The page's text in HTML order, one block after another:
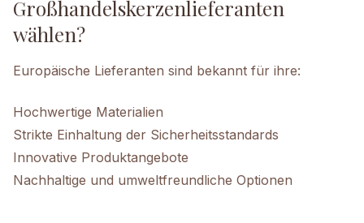
Großhandelskerzenlieferanten
wählen?
Europäische Lieferanten sind bekannt für ihre:
Hochwertige Materialien
Strikte Einhaltung der Sicherheitsstandards
Innovative Produktangebote
Nachhaltige und umweltfreundliche Optionen